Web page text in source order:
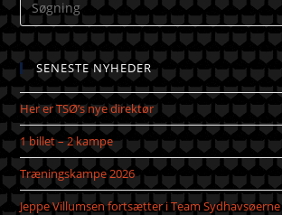
SENESTE NYHEDER
Her er TSØ’s nye direktør
1 billet – 2 kampe
Træningskampe 2026
Jeppe Villumsen fortsætter i Team Sydhavsøerne